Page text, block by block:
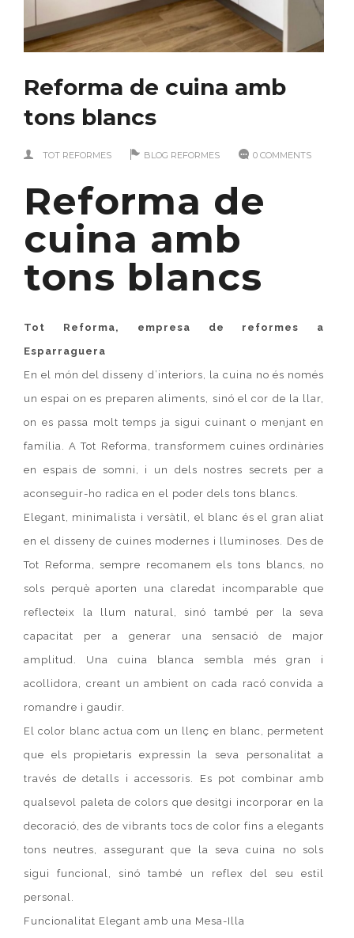
Reforma de cuina amb
tons blancs
TOT REFORMES BLOG REFORMES 0 COMMENTS
Reforma de
cuina amb
tons blancs
Tot Reforma, empresa de reformes a
Esparraguera
En el món del disseny d’interiors, la cuina no és només
un espai on es preparen aliments, sinó el cor de la llar,
on es passa molt temps ja sigui cuinant o menjant en
família. A Tot Reforma, transformem cuines ordinàries
en espais de somni, i un dels nostres secrets per a
aconseguir-ho radica en el poder dels tons blancs.
Elegant, minimalista i versàtil, el blanc és el gran aliat
en el disseny de cuines modernes i lluminoses. Des de
Tot Reforma, sempre recomanem els tons blancs, no
sols perquè aporten una claredat incomparable que
reflecteix la llum natural, sinó també per la seva
capacitat per a generar una sensació de major
amplitud. Una cuina blanca sembla més gran i
acollidora, creant un ambient on cada racó convida a
romandre i gaudir.
El color blanc actua com un llenç en blanc, permetent
que els propietaris expressin la seva personalitat a
través de detalls i accessoris. Es pot combinar amb
qualsevol paleta de colors que desitgi incorporar en la
decoració, des de vibrants tocs de color fins a elegants
tons neutres, assegurant que la seva cuina no sols
sigui funcional, sinó també un reflex del seu estil
personal.
Funcionalitat Elegant amb una Mesa-Illa